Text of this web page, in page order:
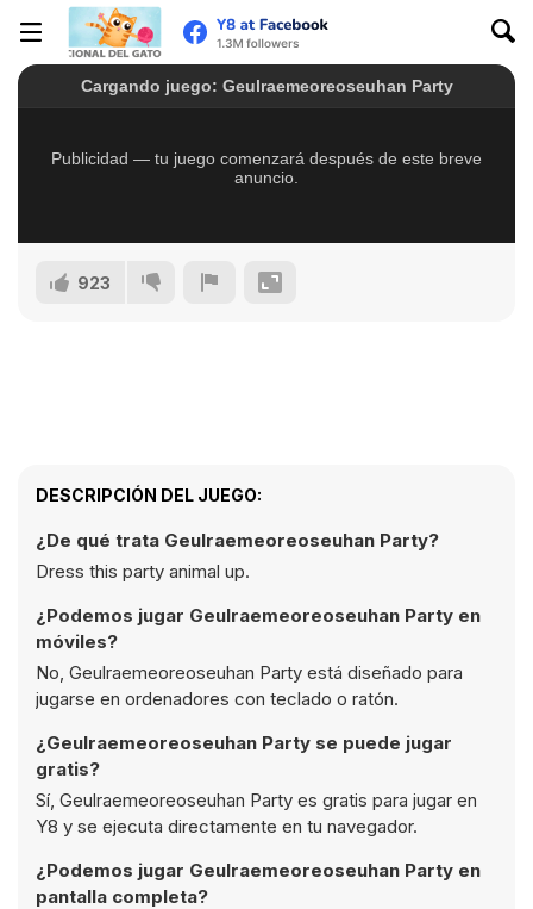
923
DESCRIPCIÓN DEL JUEGO:
¿De qué trata Geulraemeoreoseuhan Party?
Dress this party animal up.
¿Podemos jugar Geulraemeoreoseuhan Party en
móviles?
No, Geulraemeoreoseuhan Party está diseñado para
jugarse en ordenadores con teclado o ratón.
¿Geulraemeoreoseuhan Party se puede jugar
gratis?
Sí, Geulraemeoreoseuhan Party es gratis para jugar en
Y8 y se ejecuta directamente en tu navegador.
¿Podemos jugar Geulraemeoreoseuhan Party en
pantalla completa?